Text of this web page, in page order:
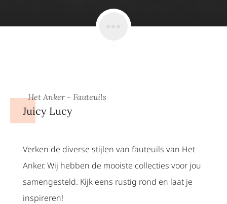
Het Anker - Fauteuils
Juicy Lucy
Verken de diverse stijlen van fauteuils van Het
Anker. Wij hebben de mooiste collecties voor jou
samengesteld. Kijk eens rustig rond en laat je
inspireren!